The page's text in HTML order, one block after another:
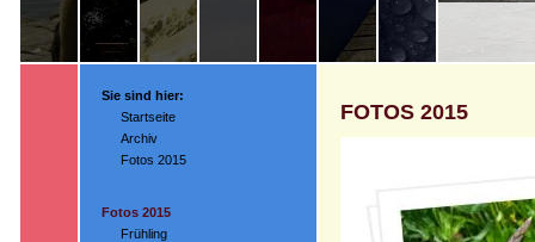
Sie sind hier:
Startseite
Archiv
Fotos 2015
Fotos 2015
Frühling
FOTOS 2015